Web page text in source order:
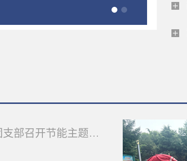
绿色理念入青年 ——经济管理系各团支部召开节能主题团会